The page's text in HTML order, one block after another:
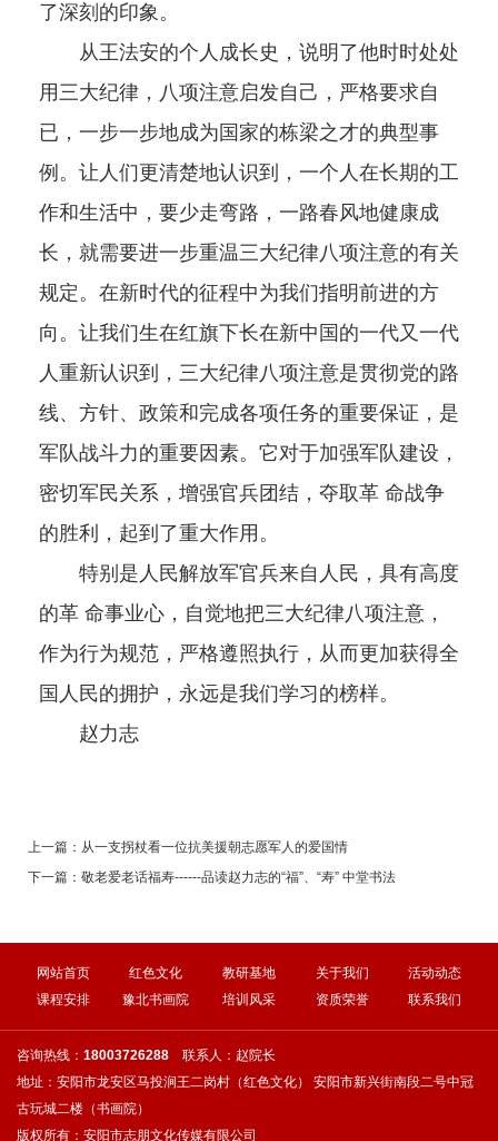
了深刻的印象。
从王法安的个人成长史，说明了他时时处处
用三大纪律，八项注意启发自己，严格要求自
已，一步一步地成为国家的栋梁之才的典型事
例。让人们更清楚地认识到，一个人在长期的工
作和生活中，要少走弯路，一路春风地健康成
长，就需要进一步重温三大纪律八项注意的有关
规定。在新时代的征程中为我们指明前进的方
向。让我们生在红旗下长在新中国的一代又一代
人重新认识到，三大纪律八项注意是贯彻党的路
线、方针、政策和完成各项任务的重要保证，是
军队战斗力的重要因素。它对于加强军队建设，
密切军民关系，增强官兵团结，夺取革 命战争
的胜利，起到了重大作用。
特别是人民解放军官兵来自人民，具有高度
的革 命事业心，自觉地把三大纪律八项注意，
作为行为规范，严格遵照执行，从而更加获得全
国人民的拥护，永远是我们学习的榜样。
赵力志
上一篇： 从一支拐杖看一位抗美援朝志愿军人的爱国情
下一篇： 敬老爱老话福寿------品读赵力志的“福”、“寿” 中堂书法
网站首页 红色文化 教研基地 关于我们
活动动态
课程安排
豫北书画院 培训风采 资质荣誉 联系我们
咨询热线： 18003726288 联系人：赵院长
地址：安阳市龙安区马投涧王二岗村（红色文化） 安阳市新兴街南段二号中冠
古玩城二楼（书画院）
版权所有：安阳市志朋文化传媒有限公司